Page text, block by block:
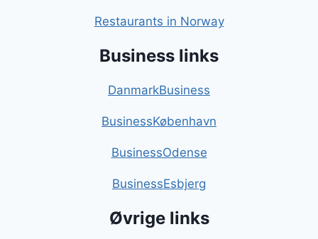
Restaurants in Norway
Business links
DanmarkBusiness
BusinessKøbenhavn
BusinessOdense
BusinessEsbjerg
Øvrige links